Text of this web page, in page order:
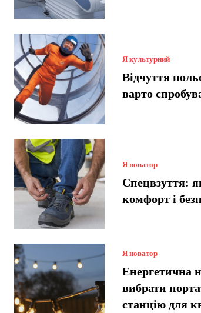
Я культурний
Відчуття
варто
Я новатор
Спецвзуття:
комфорт і
Я новатор
Енергетична
вибрати
станцію для